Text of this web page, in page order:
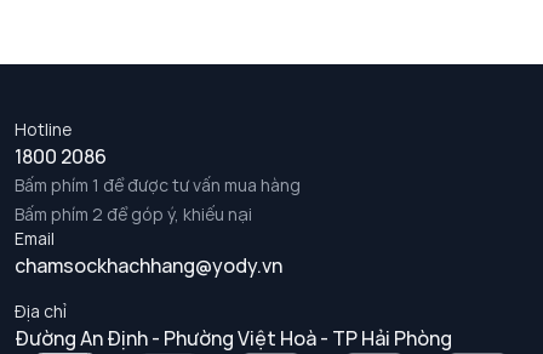
Hotline
1800 2086
Bấm phím 1 để được tư vấn mua hàng
Bấm phím 2 để góp ý, khiếu nại
Email
chamsockhachhang@yody.vn
Địa chỉ
Đường An Định - Phường Việt Hoà - TP Hải Phòng